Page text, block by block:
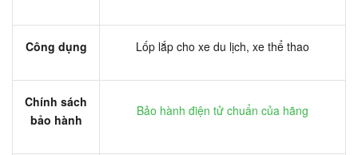
Công dụng Lốp lắp cho xe du lịch, xe thể thao
Chính sách
bảo hành
Bảo hành điện tử chuẩn của hãng